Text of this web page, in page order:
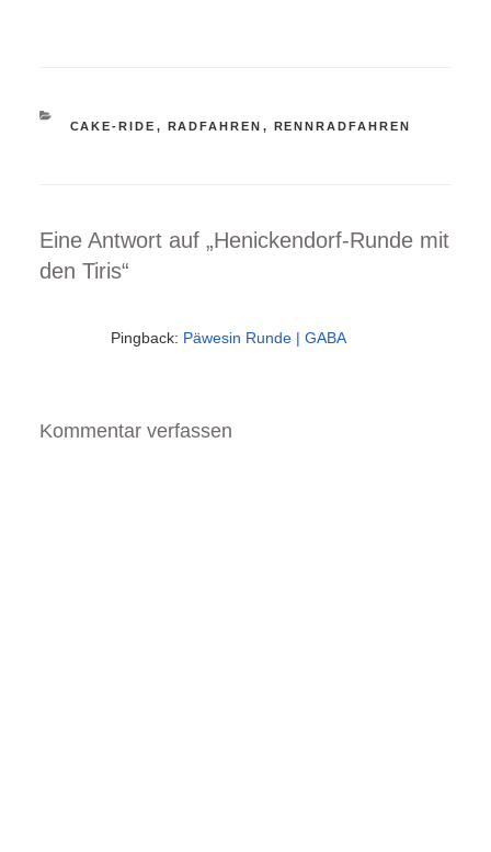
abgesagt und so war mir
nicht klar ob ich ggf.
KATEGORIEN
CAKE-RIDE , RADFAHREN , RENNRADFAHREN
Eine Antwort auf „Henickendorf-Runde mit
den Tiris“
Pingback: Päwesin Runde | GABA
Kommentar verfassen